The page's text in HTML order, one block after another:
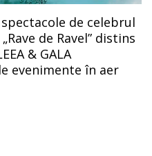
de celebrul
de Ravel” distins
& GALA
evenimente în aer